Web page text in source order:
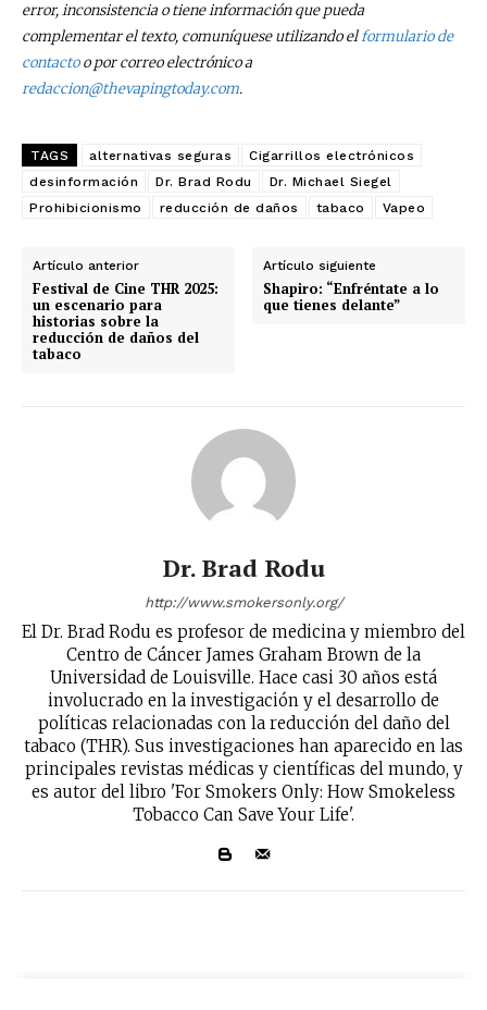
error, inconsistencia o tiene información que pueda
complementar el texto, comuníquese utilizando elformulario de
contactoo por correo electrónico a
redaccion@thevapingtoday.com.
TAGS alternativas seguras
Cigarrillos electrónicos
desinformación
Dr. Brad Rodu
Dr. Michael Siegel
Prohibicionismo
reducción de daños tabaco Vapeo
Artículo anterior
Festival de Cine THR 2025:
un escenario para
historias sobre la
reducción de daños del
tabaco
Artículo siguiente
Shapiro: “Enfréntate a lo
que tienes delante”
Dr. Brad Rodu
http://www.smokersonly.org/
El Dr. Brad Rodu es profesor de medicina y miembro del
Centro de Cáncer James Graham Brown de la
Universidad de Louisville. Hace casi 30 años está
involucrado en la investigación y el desarrollo de
políticas relacionadas con la reducción del daño del
tabaco (THR). Sus investigaciones han aparecido en las
principales revistas médicas y científicas del mundo, y
es autor del libro 'For Smokers Only: How Smokeless
Tobacco Can Save Your Life'.